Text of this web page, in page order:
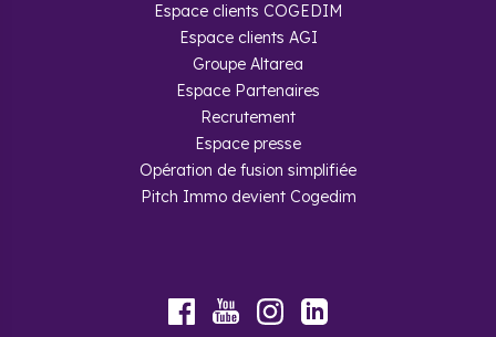
Espace clients COGEDIM
Espace clients AGI
Groupe Altarea
Espace Partenaires
Recrutement
Espace presse
Opération de fusion simplifiée
Pitch Immo devient Cogedim
FacebookYoutubeInstagram